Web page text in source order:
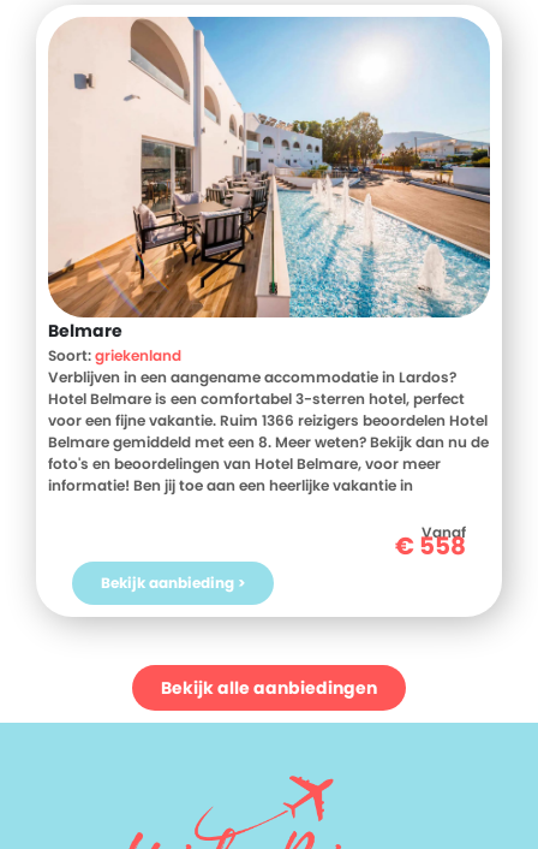
Belmare
Soort:griekenland
Verblijven in een aangename accommodatie in Lardos?
Hotel Belmare is een comfortabel 3-sterren hotel, perfect
voor een fijne vakantie. Ruim 1366 reizigers beoordelen Hotel
Belmare gemiddeld met een 8. Meer weten? Bekijk dan nu de
foto's en beoordelingen van Hotel Belmare, voor meer
informatie! Ben jij toe aan een heerlijke vakantie in
Vanaf
€558
Bekijk aanbieding >
Bekijk alle aanbiedingen